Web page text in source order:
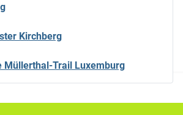
Kirchberg
Müllerthal-Trail Luxemburg